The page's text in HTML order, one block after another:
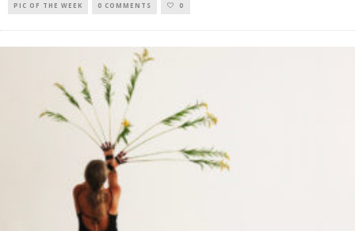
PIC OF THE WEEK 0 COMMENTS 0